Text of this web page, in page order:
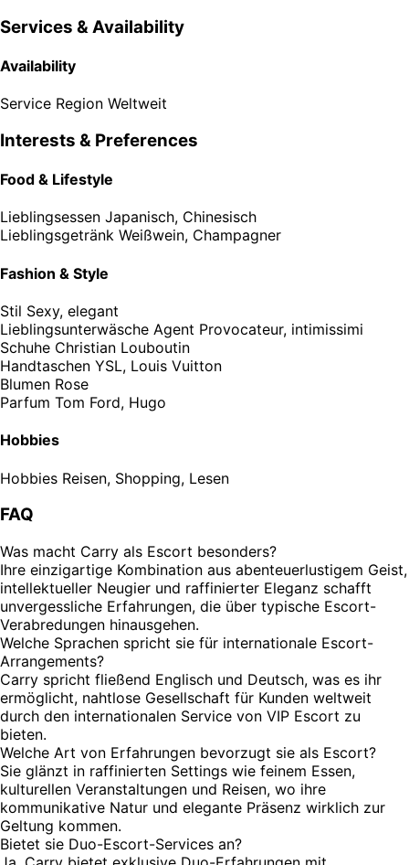
Services & Availability
Availability
Service Region Weltweit
Interests & Preferences
Food & Lifestyle
Lieblingsessen Japanisch, Chinesisch
Lieblingsgetränk Weißwein, Champagner
Fashion & Style
Stil Sexy, elegant
Lieblingsunterwäsche Agent Provocateur, intimissimi
Schuhe Christian Louboutin
Handtaschen YSL, Louis Vuitton
Blumen Rose
Parfum Tom Ford, Hugo
Hobbies
Hobbies Reisen, Shopping, Lesen
FAQ
Was macht Carry als Escort besonders?
Ihre einzigartige Kombination aus abenteuerlustigem Geist,
intellektueller Neugier und raffinierter Eleganz schafft
unvergessliche Erfahrungen, die über typische Escort-
Verabredungen hinausgehen.
Welche Sprachen spricht sie für internationale Escort-
Arrangements?
Carry spricht fließend Englisch und Deutsch, was es ihr
ermöglicht, nahtlose Gesellschaft für Kunden weltweit
durch den internationalen Service von VIP Escort zu
bieten.
Welche Art von Erfahrungen bevorzugt sie als Escort?
Sie glänzt in raffinierten Settings wie feinem Essen,
kulturellen Veranstaltungen und Reisen, wo ihre
kommunikative Natur und elegante Präsenz wirklich zur
Geltung kommen.
Bietet sie Duo-Escort-Services an?